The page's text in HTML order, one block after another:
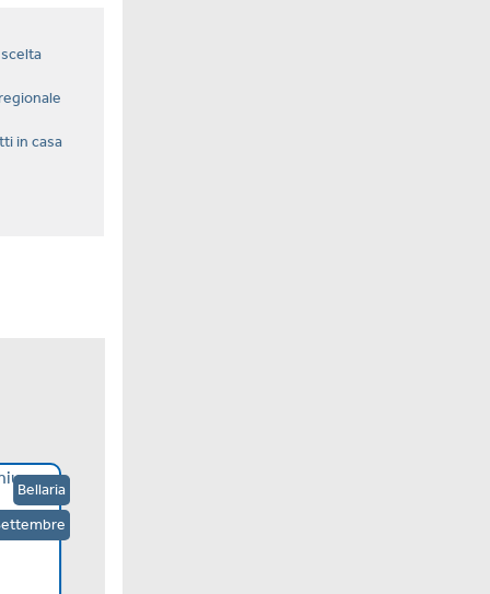
in casa
Bellaria